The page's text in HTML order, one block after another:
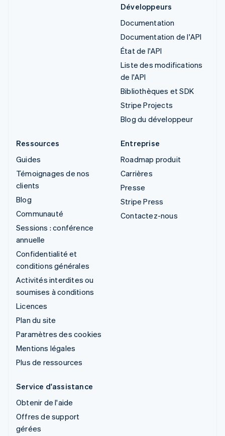
Développeurs
Documentation
Documentation de l'API
État de l'API
Liste des modifications
de l'API
Bibliothèques et SDK
Stripe Projects
Blog du développeur
Ressources
Guides
Témoignages de nos
clients
Blog
Communauté
Sessions : conférence
annuelle
Confidentialité et
conditions générales
Activités interdites ou
soumises à conditions
Licences
Plan du site
Paramètres des cookies
Mentions légales
Plus de ressources
Entreprise
Roadmap produit
Carrières
Presse
Stripe Press
Contactez-nous
Service d'assistance
Obtenir de l'aide
Offres de support
gérées